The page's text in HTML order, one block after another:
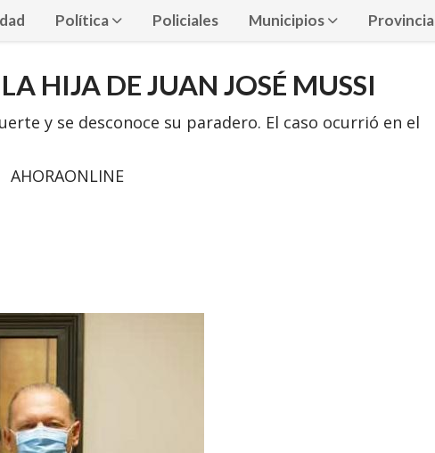
Política Policiales Municipios Provincia
HIJA DE JUAN JOSÉ MUSSI
y se desconoce su paradero. El caso ocurrió en el
AHORAONLINE